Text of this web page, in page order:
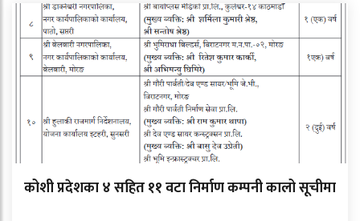
कोशी प्रदेशका ४ सहित ११ वटा निर्माण कम्पनी कालो सूचीमा